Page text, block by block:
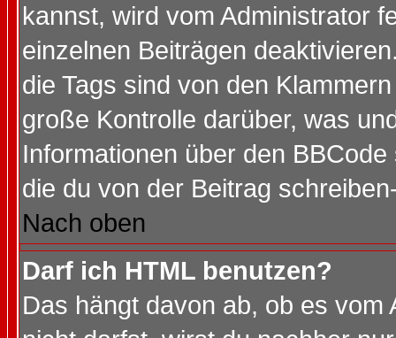
kannst, wird vom Administrator
einzelnen Beiträgen
die Tags sind von den
große Kontrolle darüber, was
Informationen über den
die du von der Beitrag
Nach oben
Darf ich HTML benutzen?
Das hängt davon ab, ob es